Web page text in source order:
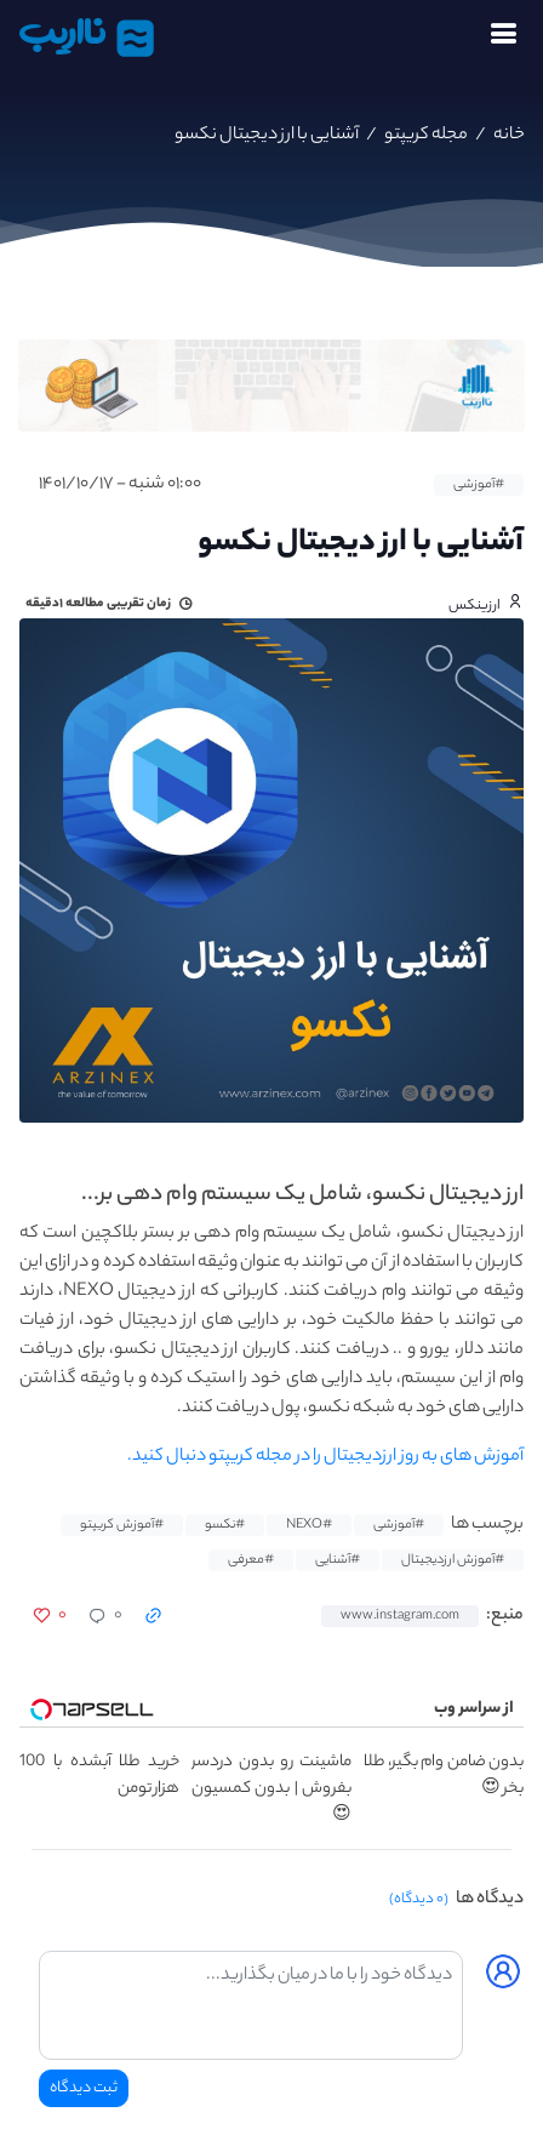
نااریب
خانه / مجله کریپتو /آشنایی با ارز دیجیتال نکسو
#آموزشی ۰۱:۰۰ شنبه - ۱۴۰۱/۱۰/۱۷
آشنایی با ارز دیجیتال نکسو
ارزینکس زمان تقریبی مطالعه۱دقیقه
ارز دیجیتال نکسو، شامل یک سیستم وام دهی بر...
ارز دیجیتال نکسو، شامل یک سیستم وام دهی بر بستر بلاکچین است که
کاربران با استفاده از آن می توانند به عنوان وثیقه استفاده کرده و در ازای این
وثیقه می توانند وام دریافت کنند. کاربرانی که ارز دیجیتال NEXO، دارند
می توانند با حفظ مالکیت خود، بر دارایی های ارز دیجیتال خود، ارز فیات
مانند دلار، یورو و .. دریافت کنند. کاربران ارز دیجیتال نکسو، برای دریافت
وام از این سیستم، باید دارایی های خود را استیک کرده و با وثیقه گذاشتن
دارایی های خود به شبکه نکسو، پول دریافت کنند.
آموزش های به روز ارزدیجیتال را در مجله کریپتو دنبال کنید.
برچسب ها #آموزشی #NEXO #نکسو
#آموزش کریپتو
#آموزش ارزدیجیتال
#آشنایی #معرفی
منبع: www.instagram.com ۰ ۰
از سراسر وب
بدون ضامن وام بگیر، طلا
بخر 😍
ماشینت رو بدون دردسر
بفروش | بدون کمسیون
😍
خرید طلا آبشده با 100
هزار تومن
دیدگاه ها (۰ دیدگاه)